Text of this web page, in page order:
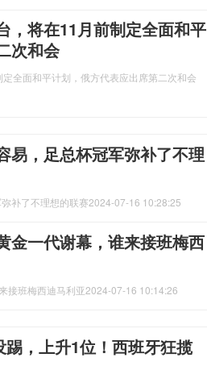
，将在11月前制定全面和平
次和会
全面和平计划，俄方代表应出席第二次和会
易，足总杯冠军弥补了不理
补了不理想的联赛2024-07-16 10:28:25
金一代谢幕，谁来接班梅西
接班梅西迪马利亚2024-07-16 10:14:26
，上升1位！西班牙狂揽